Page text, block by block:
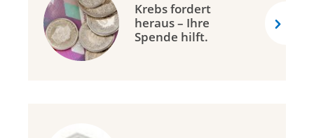
Krebs fordert
heraus – Ihre
Spende hilft.